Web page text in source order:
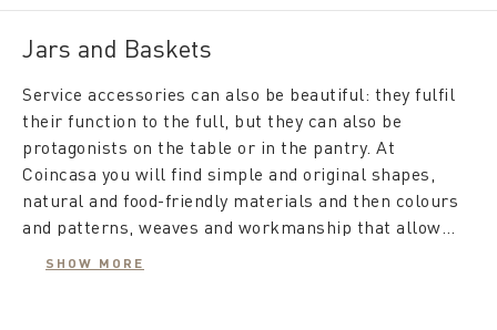
Jars and Baskets
Service accessories can also be beautiful: they fulfil
their function to the full, but they can also be
protagonists on the table or in the pantry. At
Coincasa you will find simple and original shapes,
natural and food-friendly materials and then colours
and patterns, weaves and workmanship that allow
everyone to choose the most suitable or original
SHOW MORE